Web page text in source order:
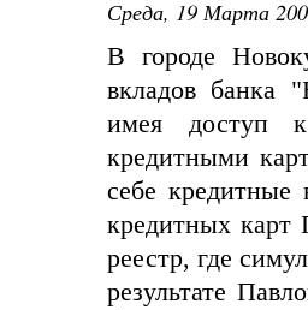
Среда, 19 Марта
В городе
вкладов банка
имея доступ
кредитными
себе
кредитных карт
реестр, где
результате